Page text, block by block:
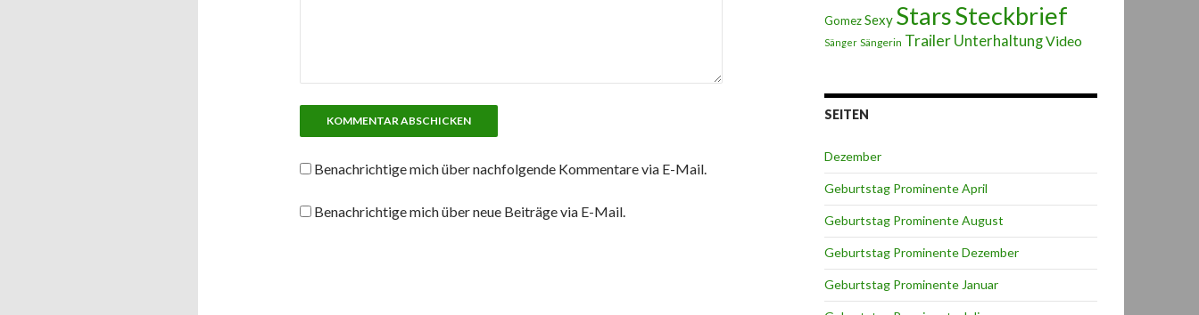
Benachrichtige mich über nachfolgende Kommentare via E-Mail.
Benachrichtige mich über neue Beiträge via E-Mail.
GomezSexy StarsSteckbrief
Sänger Sängerin Trailer UnterhaltungVideo
SEITEN
Dezember
Geburtstag Prominente April
Geburtstag Prominente August
Geburtstag Prominente Dezember
Geburtstag Prominente Januar